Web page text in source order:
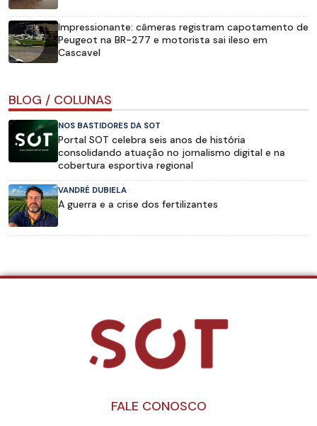
Impressionante: câmeras registram capotamento de
Peugeot na BR-277 e motorista sai ileso em
Cascavel
BLOG / COLUNAS
NOS BASTIDORES DA SOT
Portal SOT celebra seis anos de história
consolidando atuação no jornalismo digital e na
cobertura esportiva regional
VANDRÉ DUBIELA
A guerra e a crise dos fertilizantes
FALE CONOSCO